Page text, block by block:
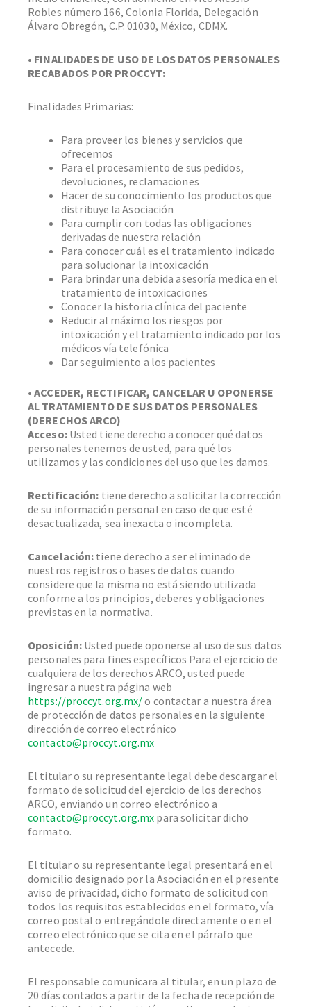
Robles número 166, Colonia Florida, Delegación
Álvaro Obregón, C.P. 01030, México, CDMX.
• FINALIDADES DE USO DE LOS DATOS PERSONALES
RECABADOS POR PROCCYT:
Finalidades Primarias:
Para proveer los bienes y servicios que
ofrecemos
Para el procesamiento de sus pedidos,
devoluciones, reclamaciones
Hacer de su conocimiento los productos que
distribuye la Asociación
Para cumplir con todas las obligaciones
derivadas de nuestra relación
Para conocer cuál es el tratamiento indicado
para solucionar la intoxicación
Para brindar una debida asesoría medica en el
tratamiento de intoxicaciones
Conocer la historia clínica del paciente
Reducir al máximo los riesgos por
intoxicación y el tratamiento indicado por los
médicos vía telefónica
Dar seguimiento a los pacientes
• ACCEDER, RECTIFICAR, CANCELAR U OPONERSE
AL TRATAMIENTO DE SUS DATOS PERSONALES
(DERECHOS ARCO)
Acceso:Usted tiene derecho a conocer qué datos
personales tenemos de usted, para qué los
utilizamos y las condiciones del uso que les damos.
Rectificación: tiene derecho a solicitar la corrección
de su información personal en caso de que esté
desactualizada, sea inexacta o incompleta.
Cancelación: tiene derecho a ser eliminado de
nuestros registros o bases de datos cuando
considere que la misma no está siendo utilizada
conforme a los principios, deberes y obligaciones
previstas en la normativa.
Oposición: Usted puede oponerse al uso de sus datos
personales para fines específicos Para el ejercicio de
cualquiera de los derechos ARCO, usted puede
ingresar a nuestra página web
https://proccyt.org.mx/o contactar a nuestra área
de protección de datos personales en la siguiente
dirección de correo electrónico
contacto@proccyt.org.mx
El titular o su representante legal debe descargar el
formato de solicitud del ejercicio de los derechos
ARCO, enviando un correo electrónico a
contacto@proccyt.org.mx para solicitar dicho
formato.
El titular o su representante legal presentará en el
domicilio designado por la Asociación en el presente
aviso de privacidad, dicho formato de solicitud con
todos los requisitos establecidos en el formato, vía
correo postal o entregándole directamente o en el
correo electrónico que se cita en el párrafo que
antecede.
El responsable comunicara al titular, en un plazo de
20 días contados a partir de la fecha de recepción de